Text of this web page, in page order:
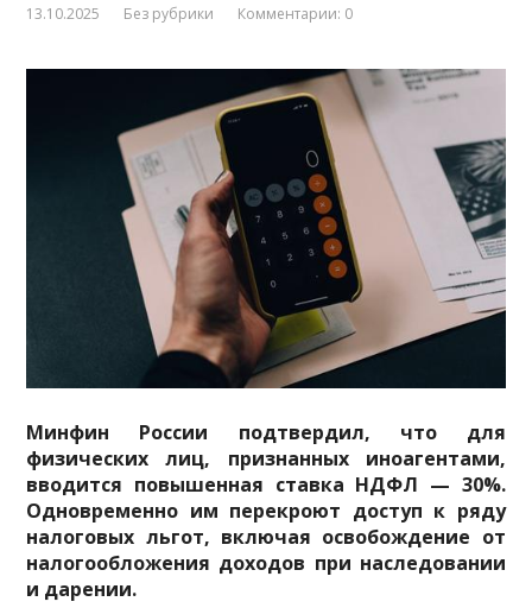
13.10.2025 Без рубрики Комментарии: 0
Минфин России подтвердил, что для
физических лиц, признанных иноагентами,
вводится повышенная ставка НДФЛ — 30%.
Одновременно им перекроют доступ к ряду
налоговых льгот, включая освобождение от
налогообложения доходов при наследовании
и дарении.